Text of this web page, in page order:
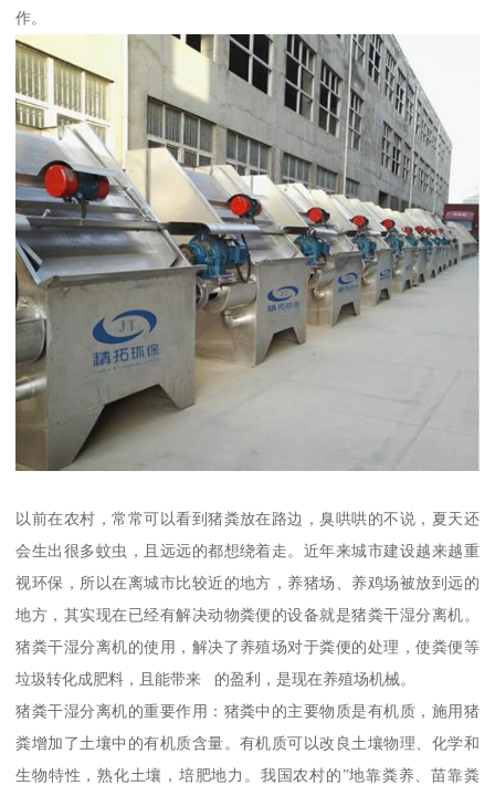
作。
以前在农村，常常可以看到猪粪放在路边，臭哄哄的不说，夏天还
会生出很多蚊虫，且远远的都想绕着走。近年来城市建设越来越重
视环保，所以在离城市比较近的地方，养猪场、养鸡场被放到远的
地方，其实现在已经有解决动物粪便的设备就是猪粪干湿分离机。
猪粪干湿分离机的使用，解决了养殖场对于粪便的处理，使粪便等
垃圾转化成肥料，且能带来 的盈利，是现在养殖场机械。
猪粪干湿分离机的重要作用：猪粪中的主要物质是有机质，施用猪
粪增加了土壤中的有机质含量。有机质可以改良土壤物理、化学和
生物特性，熟化土壤，培肥地力。我国农村的”地靠粪养、苗靠粪